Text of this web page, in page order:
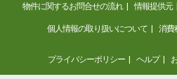
物件に関するお問合せの流れ 情報提供元
個人情報の取り扱いについて 消費
プライバシーポリシー ヘルプ